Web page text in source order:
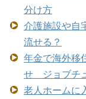
分け方
介護施設や自
流せる？
年金で海外移
せ ジョブチ
老人ホームに